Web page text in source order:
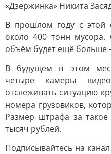
«Дзержинка» Никита
В прошлом году с этой
около 400 тонн мусора.
объём будет ещё больше
В будущем в этом
четыре камеры
отслеживать ситуацию
номера грузовиков,
Размер штрафа за
тысяч рублей.
Подписывайтесь на канал